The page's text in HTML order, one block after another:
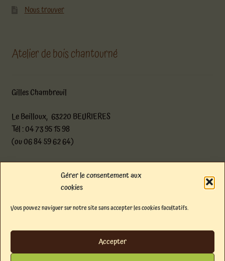
Gérer le consentement aux
cookies
Vous pouvez naviguer sur notre site sans accepter les cookies facultatifs.
Accepter
Nous trouver
Atelier de bois chantourné
Gilles Chambreuil
Le Beilloux, 63220 BEURIERES
Tél : 04 73 95 15 98
(ou 06 84 59 62 64)
atelier@boischantourne.com
Facebook
Instagram
E-mail
© Atelier de bois chantourné 2026
Politique de confidentialité
WooCommerce.